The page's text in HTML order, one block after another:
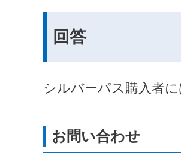
回答
シルバーパス購入者